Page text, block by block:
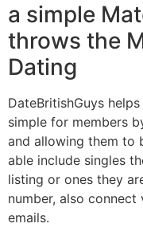
a simple
throws the
Dating
DateBritishGuys
simple for members
and allowing them to
able include singles
listing or ones they
number, also connect
emails.